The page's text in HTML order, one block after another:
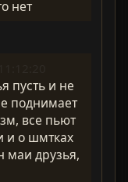
нет
пусть и не
поднимает
все пьют
и о шмтках
маи друзья,